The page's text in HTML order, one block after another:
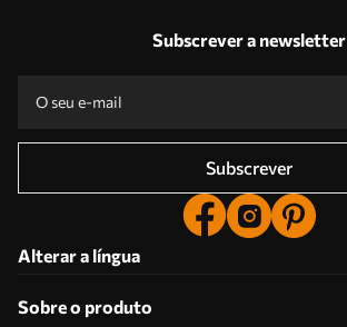
Subscrever a newsletter
Subscrever
Alterar a língua
Sobre o produto